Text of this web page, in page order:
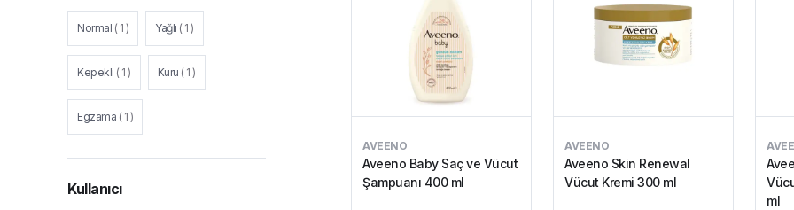
Normal ( 1 ) Yağlı ( 1 )
Kepekli ( 1 ) Kuru ( 1 )
Egzama ( 1 )
Kullanıcı
AVEENO
Aveeno Baby Saç ve Vücut
Şampuanı 400 ml
AVEENO
Aveeno Skin Renewal
Vücut Kremi 300 ml
ml